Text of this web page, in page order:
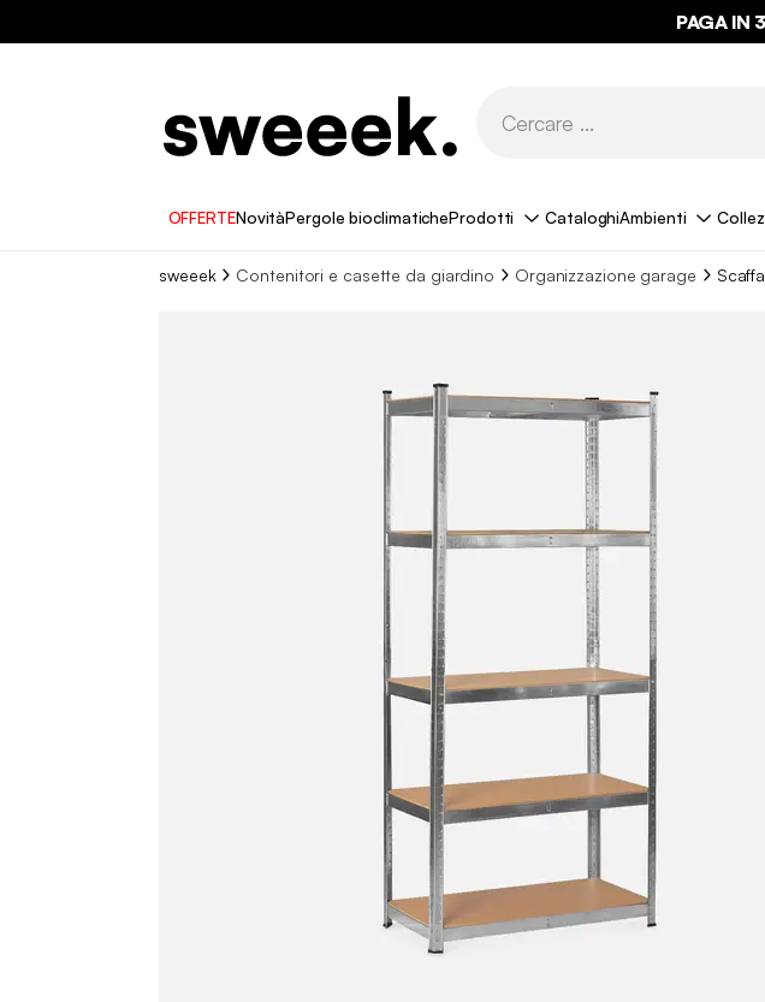
PAGA IN
OFFERTENovitàPergole bioclimaticheProdotti CataloghiAmbienti
sweeek Contenitori e casette da giardino Organizzazione garage